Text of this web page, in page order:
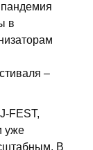
пандемия
в
–
FEST,
уже
В